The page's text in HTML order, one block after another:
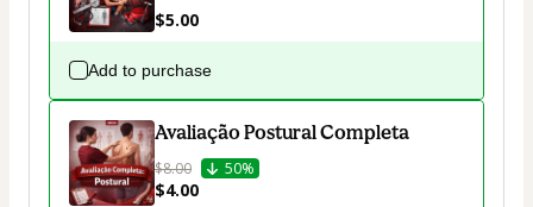
$5.00
Add to purchase
Avaliação Postural Completa
$8.00 50%
$4.00